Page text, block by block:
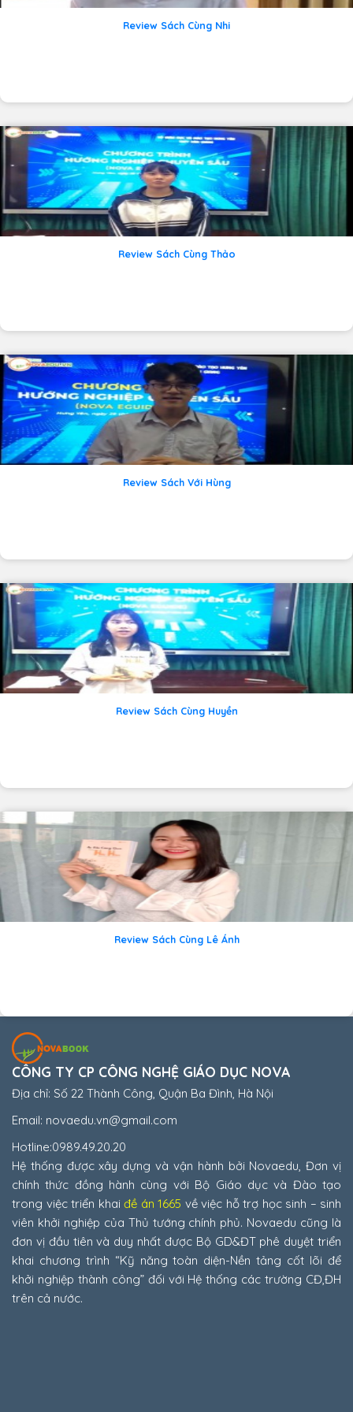
Review Sách Cùng Nhi
Review Sách Cùng Thảo
Review Sách Với Hùng
Review Sách Cùng Huyền
Review Sách Cùng Lê Ánh
CÔNG TY CP CÔNG NGHỆ GIÁO DỤC NOVA
Địa chỉ: Số 22 Thành Công, Quận Ba Đình, Hà Nội
Email: novaedu.vn@gmail.com
Hotline:0989.49.20.20
Hệ thống được xây dựng và vận hành bởi Novaedu, Đơn vị
chính thức đồng hành cùng với Bộ Giáo dục và Đào tạo
trong việc triển khai đề án 1665 về việc hỗ trợ học sinh – sinh
viên khởi nghiệp của Thủ tướng chính phủ. Novaedu cũng là
đơn vị đầu tiên và duy nhất được Bộ GD&ĐT phê duyệt triển
khai chương trình “Kỹ năng toàn diện-Nền tảng cốt lõi để
khởi nghiệp thành công” đối với Hệ thống các trường CĐ,ĐH
trên cả nước.